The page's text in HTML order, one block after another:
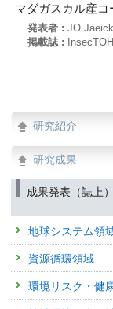
マダガスカル産
発表者 : JO
掲載誌 :
田村郡三春町に
掲載誌 :
査読付き 原著論文
全球水循環モ
発表者 :
央), Kanayama
Oki T.(沖大幹)
Engineering),
関連研究課題 1
査読付き 原著論文
Quantification
Fluxes and
研究紹介
研究成果
成果発表（誌上）
地球システム領
資源循環領域
環境リスク・健